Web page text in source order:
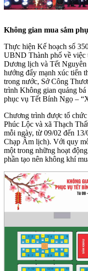
Không gian mua sắm
Thực hiện Kế hoạch số
UBND Thành phố về việc
Dương lịch và Tết
hướng đẩy mạnh xúc tiến
trong nước, Sở Công
trình Không gian quảng bá
phục vụ Tết Bính Ngọ –
Chương trình được tổ
Phúc Lộc và xã Thạch
mỗi ngày, từ 09/02 đến
Chạp Âm lịch). Với quy
một trong những hoạt
phần tạo nên không khí